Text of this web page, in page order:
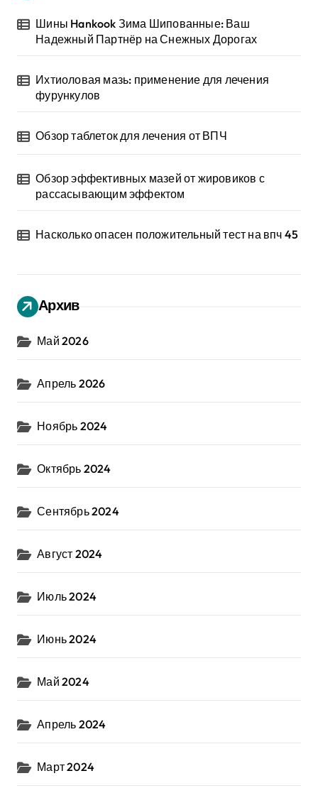
Шины Hankook Зима Шипованные: Ваш
Надежный Партнёр на Снежных Дорогах
Ихтиоловая мазь: применение для лечения
фурункулов
Обзор таблеток для лечения от ВПЧ
Обзор эффективных мазей от жировиков с
рассасывающим эффектом
Насколько опасен положительный тест на впч 45
Архив
Май 2026
Апрель 2026
Ноябрь 2024
Октябрь 2024
Сентябрь 2024
Август 2024
Июль 2024
Июнь 2024
Май 2024
Апрель 2024
Март 2024